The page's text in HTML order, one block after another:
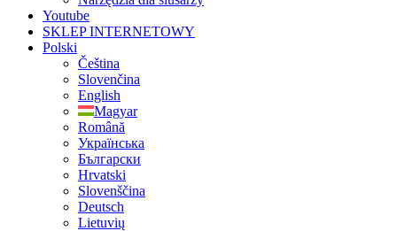
Youtube
SKLEP INTERNETOWY
Polski
Čeština
Slovenčina
English
Magyar
Română
Українська
Български
Hrvatski
Slovenščina
Deutsch
Lietuvių